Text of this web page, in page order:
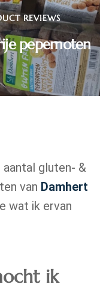
REVIEWS
pepernoten
aantal gluten- &
van Damhert
wat ik ervan
ik